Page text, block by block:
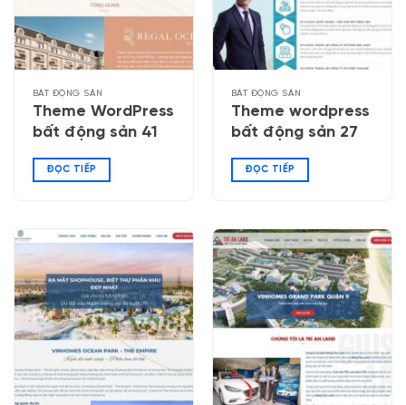
BẤT ĐỘNG SẢN
Theme WordPress
bất động sản 41
ĐỌC TIẾP
BẤT ĐỘNG SẢN
Theme wordpress
bất động sản 27
ĐỌC TIẾP